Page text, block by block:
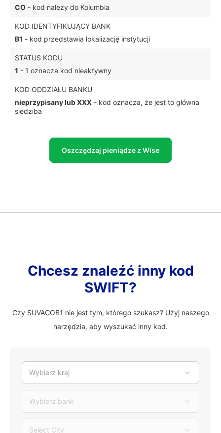
CO - kod należy do Kolumbia
KOD IDENTYFIKUJĄCY BANK
B1 - kod przedstawia lokalizację instytucji
STATUS KODU
1 - 1 oznacza kod nieaktywny
KOD ODDZIAŁU BANKU
nieprzypisany lub XXX - kod oznacza, że jest to główna
siedziba
Oszczędzaj pieniądze z Wise
Chcesz znaleźć inny kod
SWIFT?
Czy SUVACOB1 nie jest tym, którego szukasz? Użyj naszego
narzędzia, aby wyszukać inny kod.
Wybierz kraj
Wybierz bank
Select City